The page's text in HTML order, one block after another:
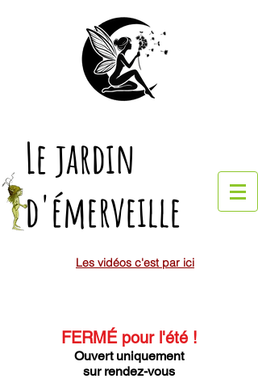
Le jardin
d'émerveille
Les vidéos c'est par ici
FERMÉ pour l'été!
Ouvert uniquement
sur rendez-vous